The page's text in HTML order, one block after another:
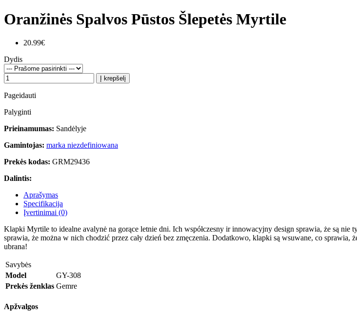
Oranžinės Spalvos Pūstos Šlepetės Myrtile
20.99€
Dydis
Į krepšelį
Pageidauti
Palyginti
Prieinamumas: Sandėlyje
Gamintojas: marka niezdefiniowana
Prekės kodas: GRM29436
Dalintis:
Aprašymas
Specifikacija
Įvertinimai (0)
Klapki Myrtile to idealne avalynė na gorące letnie dni. Ich współczesny ir innowacyjny design sprawia, że są
sprawia, że można w nich chodzić przez cały dzień bez zmęczenia. Dodatkowo, klapki są wsuwane, co sprawia,
ubrana!
Savybės
Model
GY-308
Prekės ženklas Gemre
Apžvalgos